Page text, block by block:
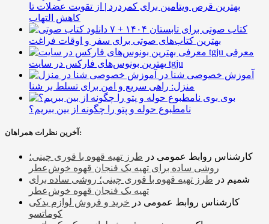
بهترین قرص ویتامین برای کمردرد | از تقویت عضلات تا
کاهش التهاب
۷ کتاب صوتی برای تابستان ۱۴۰۴ +
بهترین کتاب‌های صوتی برای سفر و اوقات فراغت
معرفی
بهترین بونوس‌های فارکس در سایت tgju
آموزش خصوصی شنا در
منزل: راهی سریع و امن برای تسلط بر شنا
بوی
نامطبوع حوله و پتو را چگونه از بین ببریم؟
آخرین نظرات همراهان:
کارشناس روابط عمومی در طرز تهیه قهوه با قوری چینی؛
روشی ساده برای تهیه یک فنجان قهوه خوش‌عطر
شمیم در طرز تهیه قهوه با قوری چینی؛ روشی ساده برای
تهیه یک فنجان قهوه خوش‌عطر
کارشناس روابط عمومی در خرید و فروش لوازم یدکی
کوماتسو